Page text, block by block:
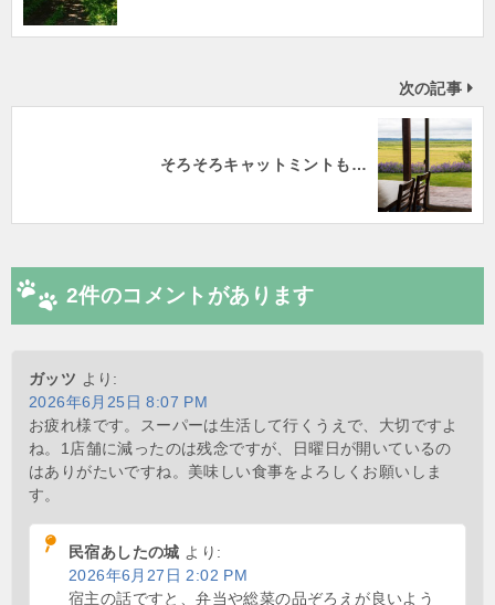
次の記事
そろそろキャットミントも…
2件のコメントがあります
ガッツ より:
2026年6月25日 8:07 PM
お疲れ様です。スーパーは生活して行くうえで、大切ですよ
ね。1店舗に減ったのは残念ですが、日曜日が開いているの
はありがたいですね。美味しい食事をよろしくお願いしま
す。
民宿あしたの城 より:
2026年6月27日 2:02 PM
宿主の話ですと、弁当や総菜の品ぞろえが良いよう